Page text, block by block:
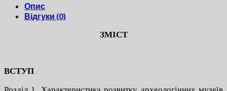
Опис
Відгуки (0)
ЗМІСТ
ВСТУП